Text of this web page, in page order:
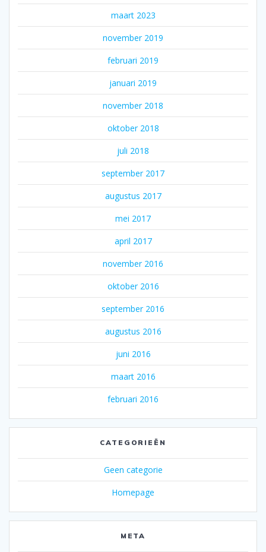
maart 2023
november 2019
februari 2019
januari 2019
november 2018
oktober 2018
juli 2018
september 2017
augustus 2017
mei 2017
april 2017
november 2016
oktober 2016
september 2016
augustus 2016
juni 2016
maart 2016
februari 2016
CATEGORIEËN
Geen categorie
Homepage
META